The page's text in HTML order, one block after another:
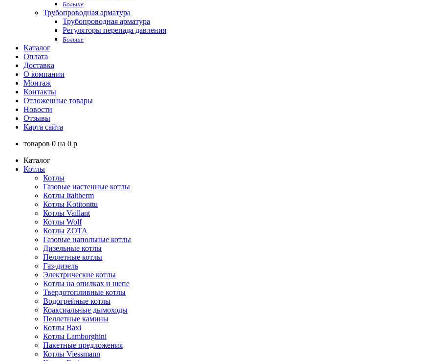
Больше
Трубопроводная арматура
Трубопроводная арматура
Регуляторы перепада давления
Больше
Каталог
Оплата
Доставка
О компании
Монтаж
Контакты
Отложенные товары
Новости
Отзывы
Карта сайта
товаров 0 на 0 p
Каталог
Котлы
Котлы
Газовые настенные котлы
Котлы Italtherm
Котлы Kotitonttu
Котлы Vaillant
Котлы Wolf
Котлы ZOTA
Газовые напольные котлы
Дизельные котлы
Пеллетные котлы
Газ-дизель
Электрические котлы
Котлы на опилках и щепе
Твердотопливные котлы
Водогрейные котлы
Коаксиальные дымоходы
Пеллетные камины
Котлы Baxi
Котлы Lamborghini
Пакетные предложения
Котлы Viessmann